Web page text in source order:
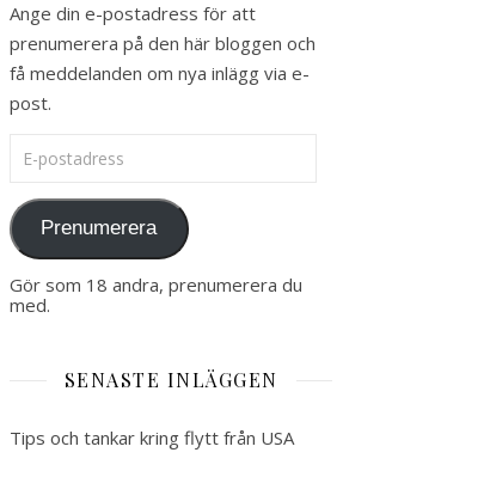
Ange din e-postadress för att
prenumerera på den här bloggen och
få meddelanden om nya inlägg via e-
post.
E-postadress
Prenumerera
Gör som 18 andra, prenumerera du
med.
SENASTE INLÄGGEN
Tips och tankar kring flytt från USA